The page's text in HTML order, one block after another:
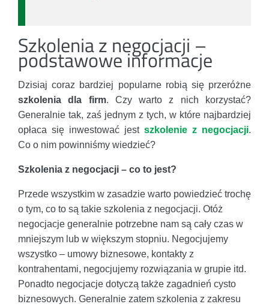
Szkolenia z negocjacji –
podstawowe informacje
Dzisiaj coraz bardziej popularne robią się przeróżne
szkolenia dla firm. Czy warto z nich korzystać?
Generalnie tak, zaś jednym z tych, w które najbardziej
opłaca się inwestować jest szkolenie z negocjacji.
Co o nim powinniśmy wiedzieć?
Szkolenia z negocjacji – co to jest?
Przede wszystkim w zasadzie warto powiedzieć trochę
o tym, co to są takie szkolenia z negocjacji. Otóż
negocjacje generalnie potrzebne nam są cały czas w
mniejszym lub w większym stopniu. Negocjujemy
wszystko – umowy biznesowe, kontakty z
kontrahentami, negocjujemy rozwiązania w grupie itd.
Ponadto negocjacje dotyczą także zagadnień cysto
biznesowych. Generalnie zatem szkolenia z zakresu